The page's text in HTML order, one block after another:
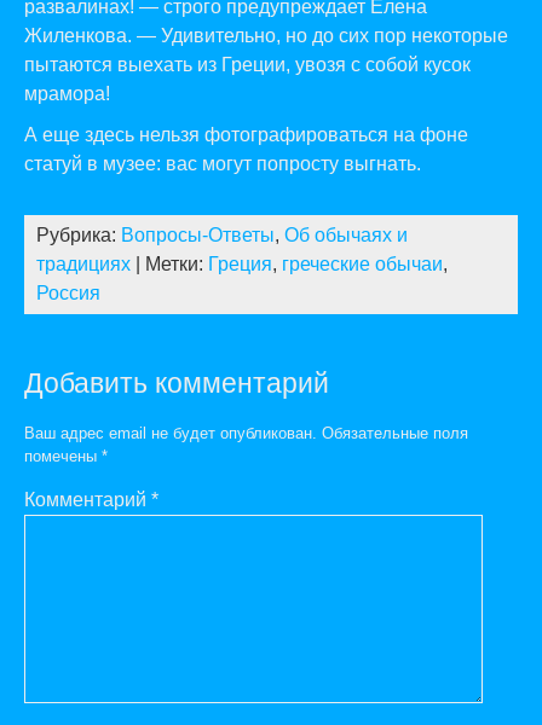
развалинах! — строго предупреждает Елена
Жиленкова. — Удивительно, но до сих пор некоторые
пытаются выехать из Греции, увозя с собой кусок
мрамора!
А еще здесь нельзя фотографироваться на фоне
статуй в музее: вас могут попросту выгнать.
Рубрика: Вопросы-Ответы, Об обычаях и
традициях | Метки: Греция, греческие обычаи,
Россия
Добавить комментарий
Ваш адрес email не будет опубликован. Обязательные поля
помечены *
Комментарий *